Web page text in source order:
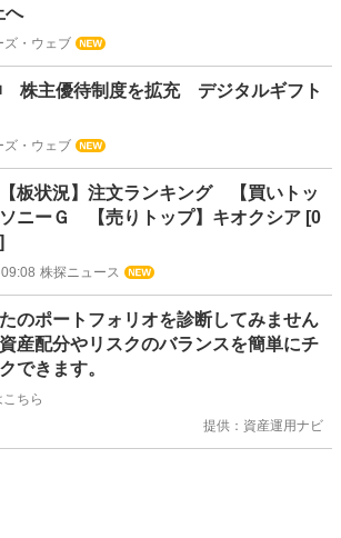
へ
ズ・ウェブ
株主優待制度を拡充 デジタルギフト
ズ・ウェブ
板状況】注文ランキング 【買いトッ
ニーＧ 【売りトップ】キオクシア [0
株探ニュース
のポートフォリオを診断してみません
産配分やリスクのバランスを簡単にチ
できます。
ちら
提供：資産運用ナビ